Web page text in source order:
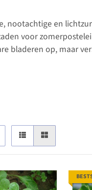
nootachtige en
voor
bladeren op, maar